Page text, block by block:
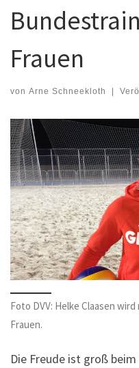
Frauen
von Arne Schneekloth |
Foto DVV: Helke Claasen
Frauen.
Die Freude ist groß